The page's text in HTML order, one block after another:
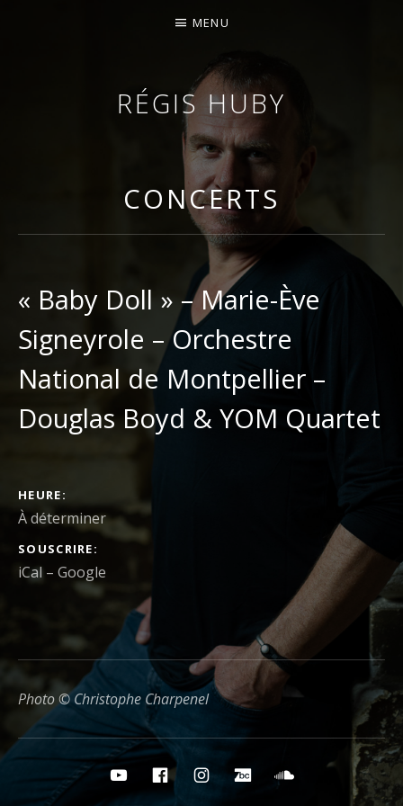
RÉGIS HUBY
VIOLONISTE – IMPROVISATEUR – COMPOSITEUR
MENU
CONCERTS
« Baby Doll » – Marie-Ève
Signeyrole – Orchestre
National de Montpellier –
Douglas Boyd & YOM Quartet
DÉTAILS DU CONCERT
HEURE
À déterminer
SOUSCRIRE
iCal Google
Photo © Christophe Charpenel
Boutons des médias sociaux
YouTube
FacebookInstagramBandcamp
Soundcloud